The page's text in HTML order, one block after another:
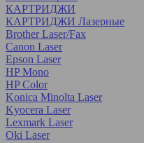
КАРТРИДЖИ
КАРТРИДЖИ Лазерные
Brother Laser/Fax
Canon Laser
Epson Laser
HP Mono
HP Color
Konica Minolta Laser
Kyocera Laser
Lexmark Laser
Oki Laser